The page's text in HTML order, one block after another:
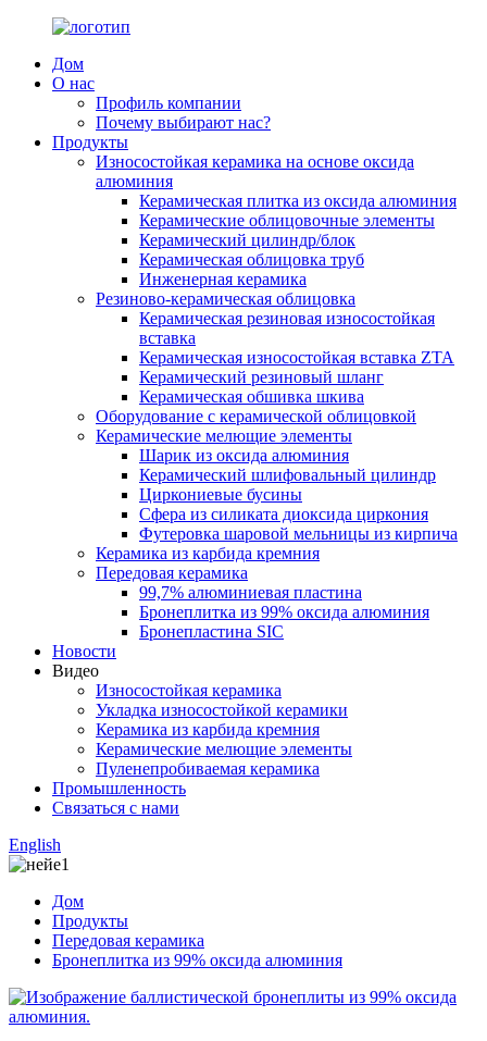
Дом
О нас
Профиль компании
Почему выбирают нас?
Продукты
Износостойкая керамика на основе оксида
алюминия
Керамическая плитка из оксида алюминия
Керамические облицовочные элементы
Керамический цилиндр/блок
Керамическая облицовка труб
Инженерная керамика
Резиново-керамическая облицовка
Керамическая резиновая износостойкая
вставка
Керамическая износостойкая вставка ZTA
Керамический резиновый шланг
Керамическая обшивка шкива
Оборудование с керамической облицовкой
Керамические мелющие элементы
Шарик из оксида алюминия
Керамический шлифовальный цилиндр
Циркониевые бусины
Сфера из силиката диоксида циркония
Футеровка шаровой мельницы из кирпича
Керамика из карбида кремния
Передовая керамика
99,7% алюминиевая пластина
Бронеплитка из 99% оксида алюминия
Бронепластина SIC
Новости
Видео
Износостойкая керамика
Укладка износостойкой керамики
Керамика из карбида кремния
Керамические мелющие элементы
Пуленепробиваемая керамика
Промышленность
Связаться с нами
English
Дом
Продукты
Передовая керамика
Бронеплитка из 99% оксида алюминия